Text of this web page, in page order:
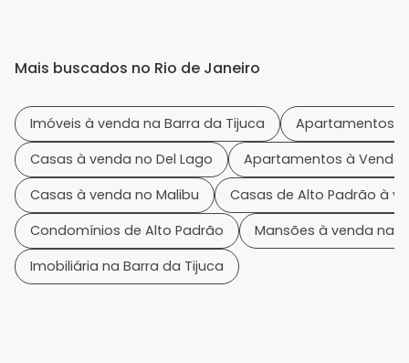
Mais buscados no Rio de Janeiro
Imóveis à venda na Barra da Tijuca
Apartamentos
Casas à venda no Del Lago
Apartamentos à Venda
Casas à venda no Malibu
Casas de Alto Padrão à
Condomínios de Alto Padrão
Mansões à venda na
Imobiliária na Barra da Tijuca